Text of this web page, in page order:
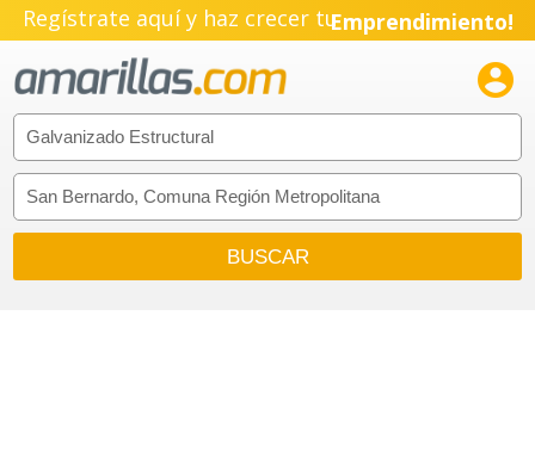
Regístrate aquí y haz crecer tuEmprendimiento!
